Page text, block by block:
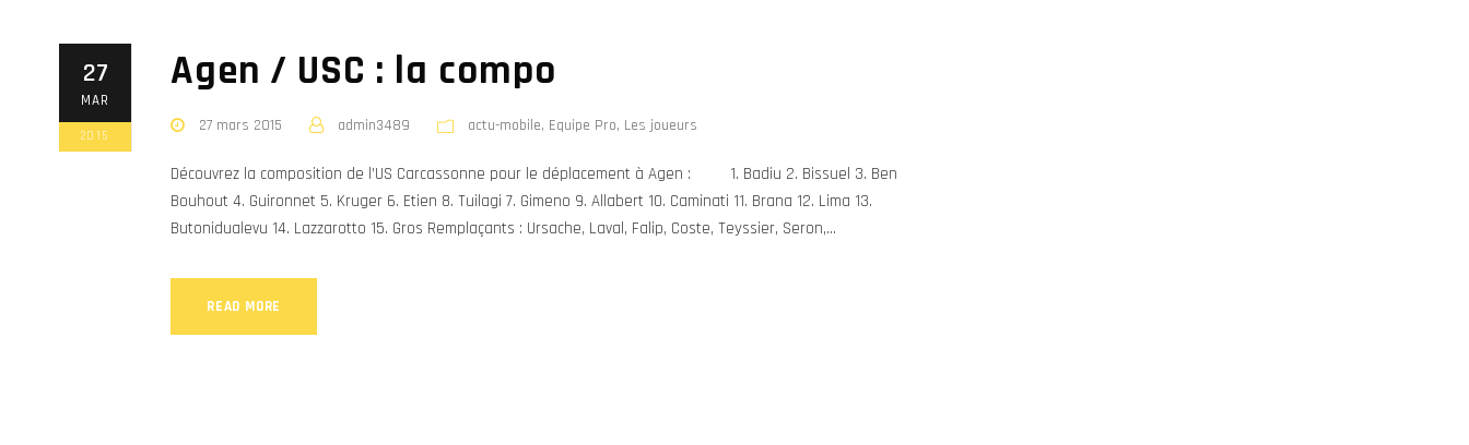
27
MAR
2015
Agen / USC : la compo
27 mars 2015 admin3489 actu-mobile, Equipe Pro, Les joueurs
Découvrez la composition de l’US Carcassonne pour le déplacement à Agen : 1. Badiu 2. Bissuel 3. Ben
Bouhout 4. Guironnet 5. Kruger 6. Etien 8. Tuilagi 7. Gimeno 9. Allabert 10. Caminati 11. Brana 12. Lima 13.
Butonidualevu 14. Lazzarotto 15. Gros Remplaçants : Ursache, Laval, Falip, Coste, Teyssier, Seron,...
READ MORE